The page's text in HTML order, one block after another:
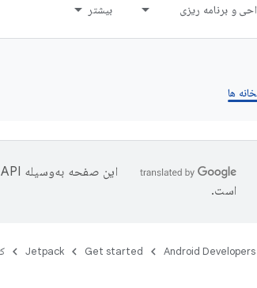
و برنامه ریزی بیشتر
ها
این صفحه به‌وسیله
است.
Android Developers
Get started
Jetpack